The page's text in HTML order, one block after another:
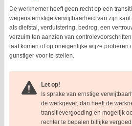
De werknemer heeft geen recht op een
wegens ernstige verwijtbaarheid van zijn
als diefstal, verduistering, bedrog, een
verzuim ten aanzien van
laat komen of op oneigenlijke wijze proberen
gunstiger voor te stellen.
Let op!
Is sprake van ernstige
de werkgever, dan heeft de
transitievergoeding en mogelijk
rechter te bepalen billijke